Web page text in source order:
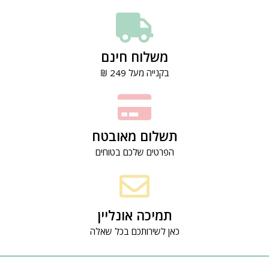
משלוח חינם
בקנייה מעל 249 ₪
תשלום מאובטח
הפרטים שלכם בטוחים
תמיכה אונליין
כאן לשירותכם בכל שאלה